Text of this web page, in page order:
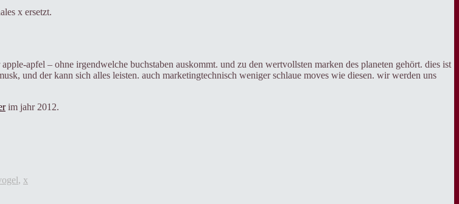
x ersetzt.
apfel – ohne irgendwelche buchstaben auskommt. und zu den wertvollsten marken des planeten gehört. dies ist
und der kann sich alles leisten. auch marketingtechnisch weniger schlaue moves wie diesen. wir werden uns
im jahr 2012.
, x